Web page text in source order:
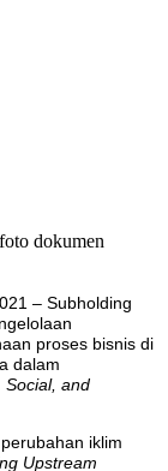
dokumen
– Subholding
proses bisnis di
dalam
Social, and
iklim
Upstream